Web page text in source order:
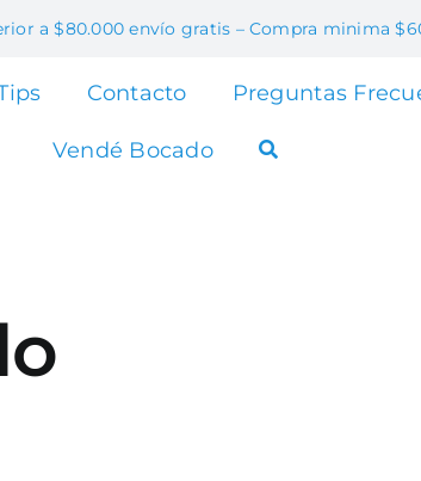
a $80.000 envío gratis – Compra minima
Contacto Preguntas
Vendé Bocado